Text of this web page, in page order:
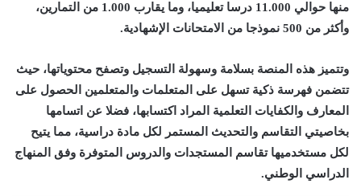
منها حوالي 11.000 درسا تعليميا، وما يقارب 1.000 من التمارين،
وأكثر من 500 نموذجا من الامتحانات الإشهادية.
وتتميز هذه المنصة بسلامة وسهولة التسجيل وتصفح محتوياتها، حيث
تتضمن فهرسة ذكية تسهل على المتعلمات والمتعلمين الحصول على
المعارف والكفايات التعلمية المراد اكتسابها، فضلا عن اتسامها
بخاصيتي التقاسم والتحديث المستمر لكل مادة دراسية، مما يتيح
لكل مستخدميها تقاسم المستجدات والدروس المتوفرة وفق المنهاج
الدراسي الوطني.